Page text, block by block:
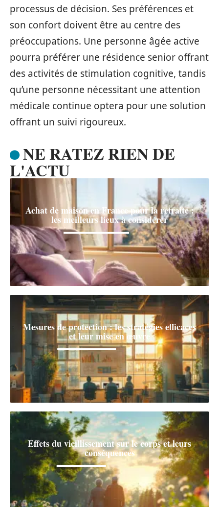
processus de décision. Ses préférences et
son confort doivent être au centre des
préoccupations. Une personne âgée active
pourra préférer une résidence senior offrant
des activités de stimulation cognitive, tandis
qu’une personne nécessitant une attention
médicale continue optera pour une solution
offrant un suivi rigoureux.
NE RATEZ RIEN DE
L'ACTU
Achat de maison en France pour la retraite :
les meilleurs lieux à considérer
Mesures de protection : les stratégies efficaces
et leur mise en œuvre
Effets du vieillissement sur le corps et leurs
conséquences